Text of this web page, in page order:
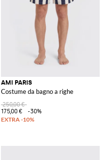
AMI PARIS
Costume da bagno a righe
250,00 €
175,00 €
-30%